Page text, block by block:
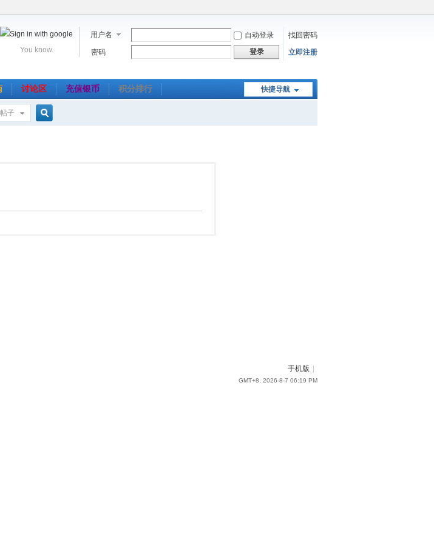
用户名 自动登录
找回密码
密码
登录 立即注册
You know.
快捷导航
讨论区 充值银币 积分排行
帖子
手机版
GMT+8, 2026-8-7 06:19 PM